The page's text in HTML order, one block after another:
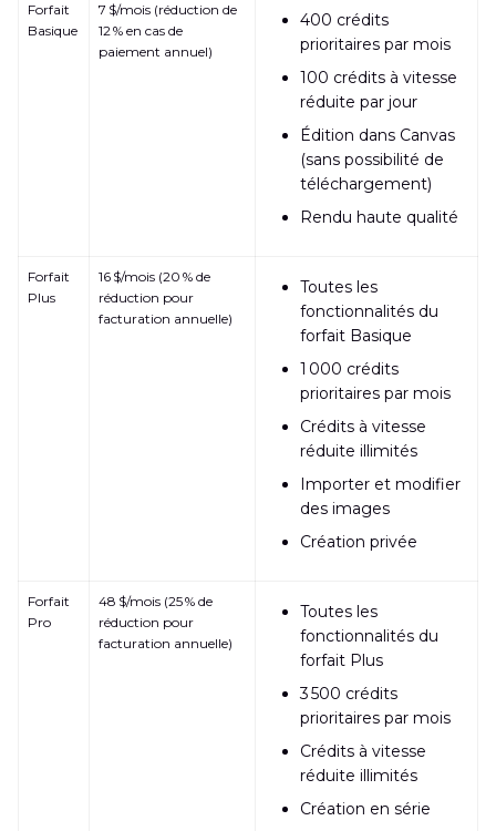
Forfait
Basique
7 $/mois (réduction de
12 % en cas de
paiement annuel)
400 crédits
prioritaires par mois
100 crédits à vitesse
réduite par jour
Édition dans Canvas
(sans possibilité de
téléchargement)
Rendu haute qualité
Forfait
Plus
16 $/mois (20 % de
réduction pour
facturation annuelle)
Toutes les
fonctionnalités du
forfait Basique
1 000 crédits
prioritaires par mois
Crédits à vitesse
réduite illimités
Importer et modifier
des images
Création privée
Forfait
Pro
48 $/mois (25 % de
réduction pour
facturation annuelle)
Toutes les
fonctionnalités du
forfait Plus
3 500 crédits
prioritaires par mois
Crédits à vitesse
réduite illimités
Création en série